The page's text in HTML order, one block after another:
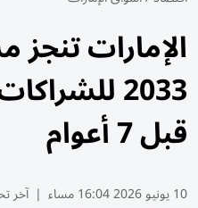
الإمارات
2033
قبل 7 أعوام
10 يونيو 2026 16:04 مساء | آخر